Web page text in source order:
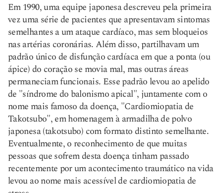
Em 1990, uma equipe japonesa descreveu pela primeira
vez uma série de pacientes que apresentavam sintomas
semelhantes a um ataque cardíaco, mas sem bloqueios
nas artérias coronárias. Além disso, partilhavam um
padrão único de disfunção cardíaca em que a ponta (ou
ápice) do coração se movia mal, mas outras áreas
permaneciam funcionais. Esse padrão levou ao apelido
de "síndrome do balonismo apical", juntamente com o
nome mais famoso da doença, "Cardiomiopatia de
Takotsubo", em homenagem à armadilha de polvo
japonesa (takotsubo) com formato distinto semelhante.
Eventualmente, o reconhecimento de que muitas
pessoas que sofrem desta doença tinham passado
recentemente por um acontecimento traumático na vida
levou ao nome mais acessível de cardiomiopatia de